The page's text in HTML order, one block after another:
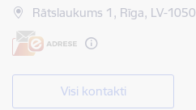
Rātslaukums 1, Rīga, LV-1050
Visi kontakti